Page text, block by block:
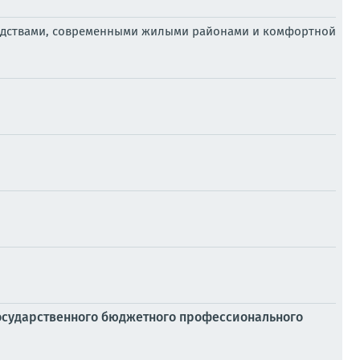
современными жилыми районами и комфортной
бюджетного профессионального